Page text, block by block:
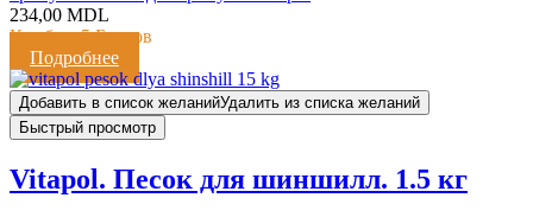
234,00 MDL
Кешбэк:5 Баллов
Подробнее
Добавить в список желанийУдалить из списка желаний
Быстрый просмотр
Vitapol. Песок для шиншилл. 1.5 кг